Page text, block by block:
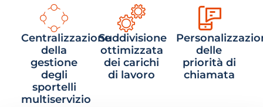
Centralizzazione
della
gestione
degli
sportelli
multiservizio
Suddivisione
ottimizzata
dei carichi
di lavoro
delle
priorità di
chiamata